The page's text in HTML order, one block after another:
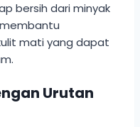
bersih dari minyak
mati yang dapat
Urutan